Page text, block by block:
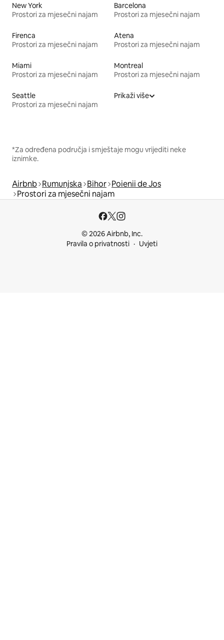
New York
Prostori za mjesečni najam
Barcelona
Prostori za mjesečni najam
Firenca
Prostori za mjesečni najam
Atena
Prostori za mjesečni najam
Miami
Prostori za mjesečni najam
Montreal
Prostori za mjesečni najam
Seattle
Prostori za mjesečni najam
Prikaži više
*Za određena područja i smještaje mogu vrijediti neke
iznimke.
Airbnb Rumunjska Bihor Poienii de Jos
Prostori za mjesečni najam
© 2026 Airbnb, Inc.
Pravila o privatnosti
Uvjeti